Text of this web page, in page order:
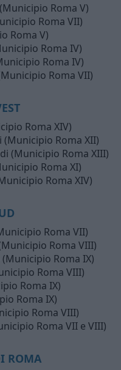
Roma V)
Roma VII)
Roma V)
Roma IV)
Roma IV)
Roma VII)
Roma XIV)
Roma XII)
(Municipio Roma XIII)
Roma XI)
Roma XIV)
Roma VII)
Roma VIII)
Roma IX)
Roma VIII)
Roma IX)
Roma IX)
Roma VIII)
Roma VII e VIII)
ROMA